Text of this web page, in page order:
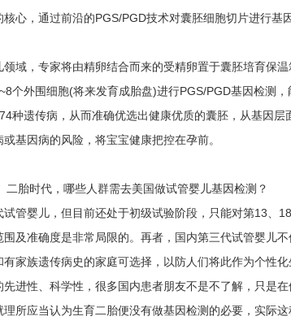
，通过前沿的PGS/PGD技术对囊胚细胞切片进行基
，专家将由精卵结合而来的受精卵置于囊胚培育保温
个外围细胞(将来发育成胎盘)进行PGS/PGD基因检测
种遗传病，从而准确优选出健康优质的囊胚，从基因层
基因病的风险，将宝宝健康把控在孕前。
婴儿，但目前还处于初级试验阶段，只能对第13、
及准确度是非常局限的。再者，国内第三代试管婴儿
家族遗传病史的家庭可选择，以防人们将此作为个性化
性、科学性，很多国内患者朋友不是不了解，只是在
所应当认为生育二胎便没有做基因检测的必要，实际